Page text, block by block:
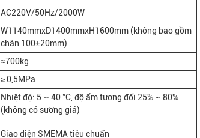
AC220V/50Hz/2000W
W1140mmxD1400mmxH1600mm (không bao gồm
chân 100±20mm)
≈700kg
≥ 0,5MPa
Nhiệt độ: 5 ~ 40 °C, độ ẩm tương đối 25% ~ 80%
(không có sương giá)
Giao diện SMEMA tiêu chuẩn